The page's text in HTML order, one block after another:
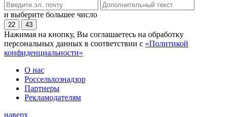
и выберите большее число
22 43
Нажимая на кнопку, Вы соглашаетесь на обработку
персональных данных в соответствии с «Политикой
конфиденциальности»
О нас
Россельхознадзор
Партнеры
Рекламодателям
наверх